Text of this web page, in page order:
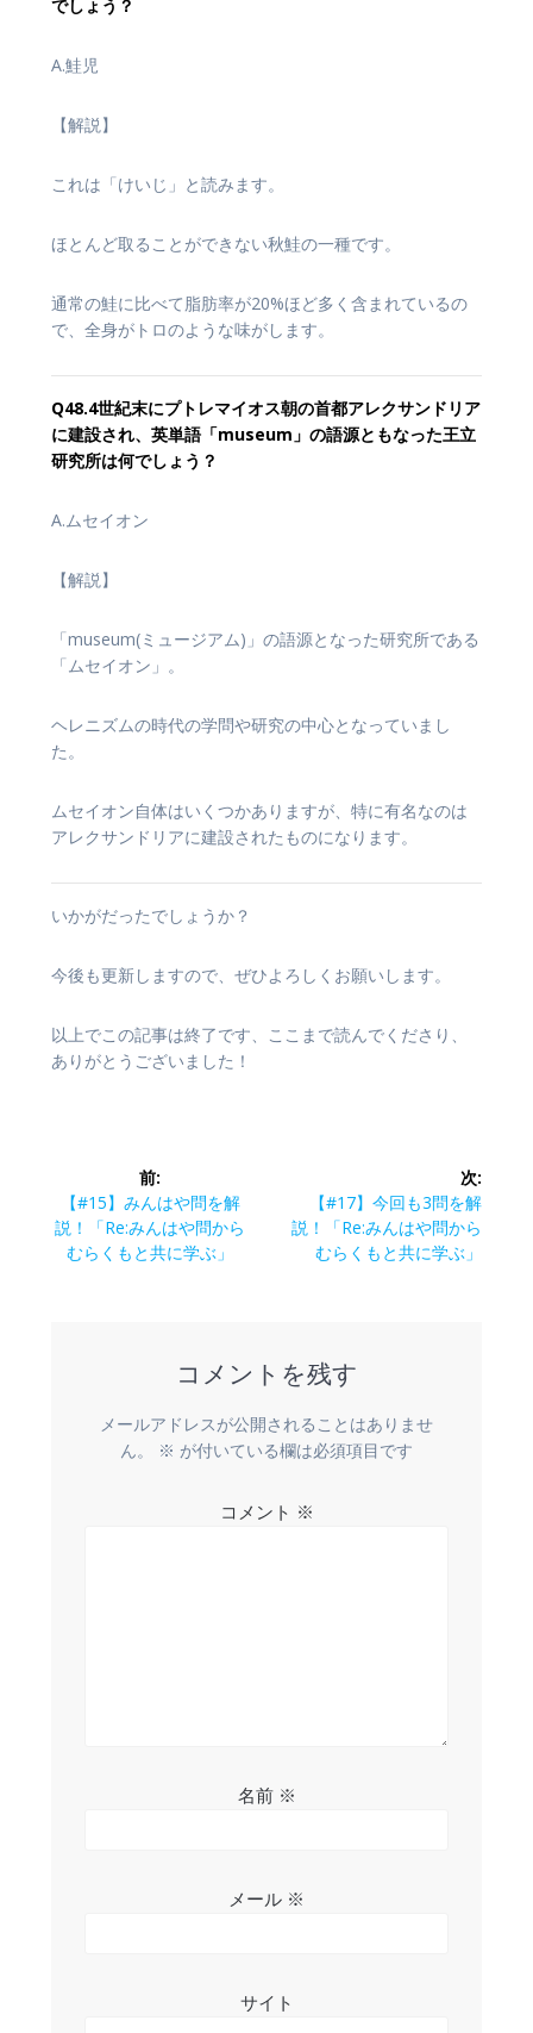
でしょう？
A.鮭児
【解説】
これは「けいじ」と読みます。
ほとんど取ることができない秋鮭の一種です。
通常の鮭に比べて脂肪率が20%ほど多く含まれているの
で、全身がトロのような味がします。
Q48.4世紀末にプトレマイオス朝の首都アレクサンドリア
に建設され、英単語「museum」の語源ともなった王立
研究所は何でしょう？
A.ムセイオン
【解説】
「museum(ミュージアム)」の語源となった研究所である
「ムセイオン」。
ヘレニズムの時代の学問や研究の中心となっていまし
た。
ムセイオン自体はいくつかありますが、特に有名なのは
アレクサンドリアに建設されたものになります。
いかがだったでしょうか？
今後も更新しますので、ぜひよろしくお願いします。
以上でこの記事は終了です、ここまで読んでくださり、
ありがとうございました！
稿
前:
前
の
投
【#15】みんはや問を解
説！「Re:みんはや問から
むらくもと共に学ぶ」
次:
次
の
投
【#17】今回も3問を解
説！「Re:みんはや問から
むらくもと共に学ぶ」
コメントを残す
メールアドレスが公開されることはありませ
ん。
※ が付いている欄は必須項目です
コメント ※
名前 ※
メール ※
サイト